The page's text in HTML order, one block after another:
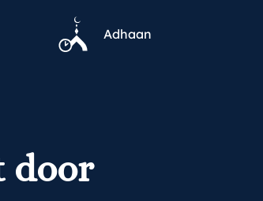
Adhaan
door